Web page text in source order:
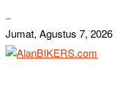
Jumat, Agustus 7, 2026